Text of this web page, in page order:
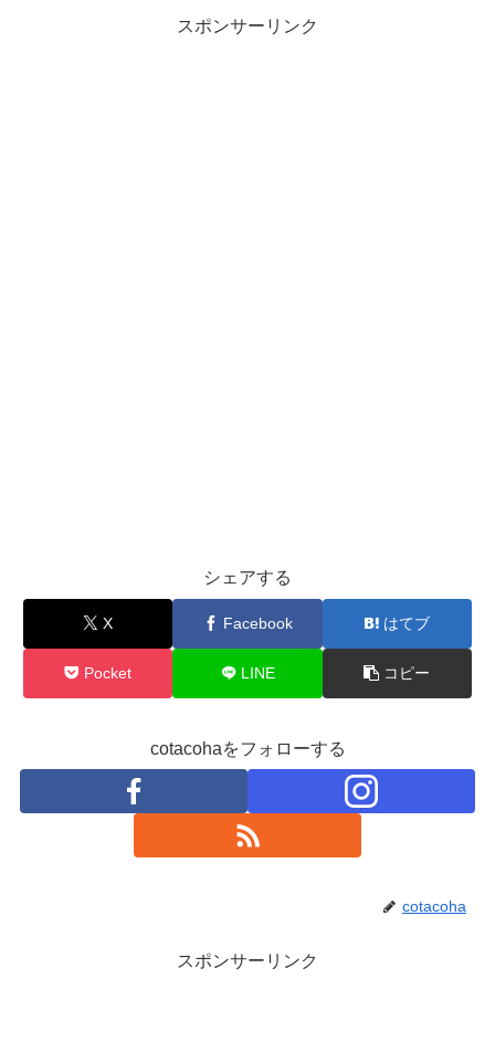
スポンサーリンク
シェアする
X Facebook はてブ
Pocket LINE コピー
cotacohaをフォローする
cotacoha
スポンサーリンク